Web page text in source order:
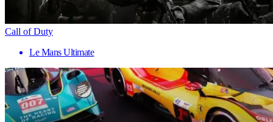
Call of Duty
Le Mans Ultimate